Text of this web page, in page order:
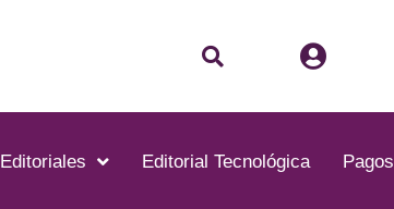
Buscar
Editoriales Editorial Tecnológica Pagos